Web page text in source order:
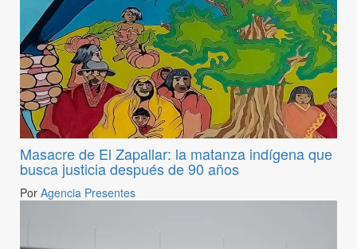
Masacre de El Zapallar: la matanza indígena que
busca justicia después de 90 años
Por Agencia Presentes